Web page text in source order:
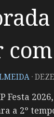
·
Festa
a 2º